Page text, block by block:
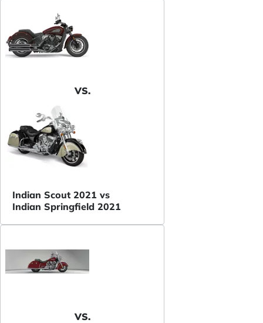
VS.
Indian Scout 2021 vs
Indian Springfield 2021
VS.